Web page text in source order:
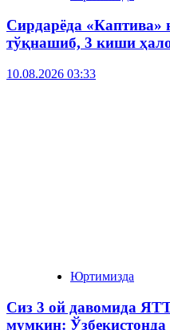
Сирдарёда
тўқнашиб, 3 киши
10.08.2026 03:33
Юртимизда
Сиз 3 ой давомида
мумкин: